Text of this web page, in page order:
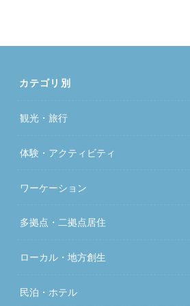
カテゴリ別
観光・旅行
体験・アクティビティ
ワーケーション
多拠点・二拠点居住
ローカル・地方創生
民泊・ホテル